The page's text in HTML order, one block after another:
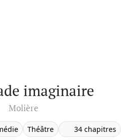
imaginaire
Molière
Théâtre 34 chapitres